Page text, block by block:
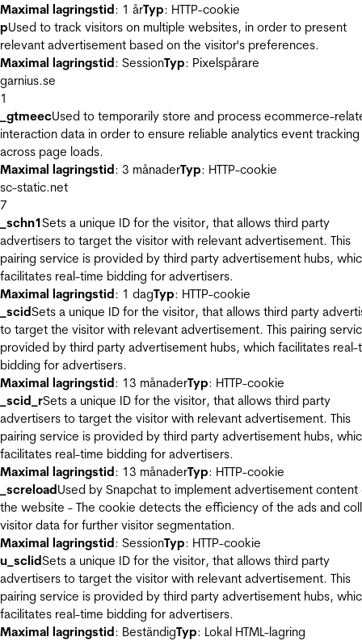
Maximal lagringstid: 1 årTyp: HTTP-cookie
pUsed to track visitors on multiple websites, in order to present
relevant advertisement based on the visitor's preferences.
Maximal lagringstid: SessionTyp: Pixelspårare
garnius.se
1
_gtmeecUsed to temporarily store and process ecommerce-
interaction data in order to ensure reliable analytics event tracking
across page loads.
Maximal lagringstid: 3 månaderTyp: HTTP-cookie
sc-static.net
7
_schn1Sets a unique ID for the visitor, that allows third party
advertisers to target the visitor with relevant advertisement. This
pairing service is provided by third party advertisement hubs,
facilitates real-time bidding for advertisers.
Maximal lagringstid: 1 dagTyp: HTTP-cookie
_scidSets a unique ID for the visitor, that allows third party
to target the visitor with relevant advertisement. This pairing
provided by third party advertisement hubs, which facilitates real-
bidding for advertisers.
Maximal lagringstid: 13 månaderTyp: HTTP-cookie
_scid_rSets a unique ID for the visitor, that allows third party
advertisers to target the visitor with relevant advertisement. This
pairing service is provided by third party advertisement hubs,
facilitates real-time bidding for advertisers.
Maximal lagringstid: 13 månaderTyp: HTTP-cookie
_screloadUsed by Snapchat to implement advertisement content
the website - The cookie detects the efficiency of the ads and
visitor data for further visitor segmentation.
Maximal lagringstid: SessionTyp: HTTP-cookie
u_sclidSets a unique ID for the visitor, that allows third party
advertisers to target the visitor with relevant advertisement. This
pairing service is provided by third party advertisement hubs,
facilitates real-time bidding for advertisers.
Maximal lagringstid: BeständigTyp: Lokal HTML-lagring